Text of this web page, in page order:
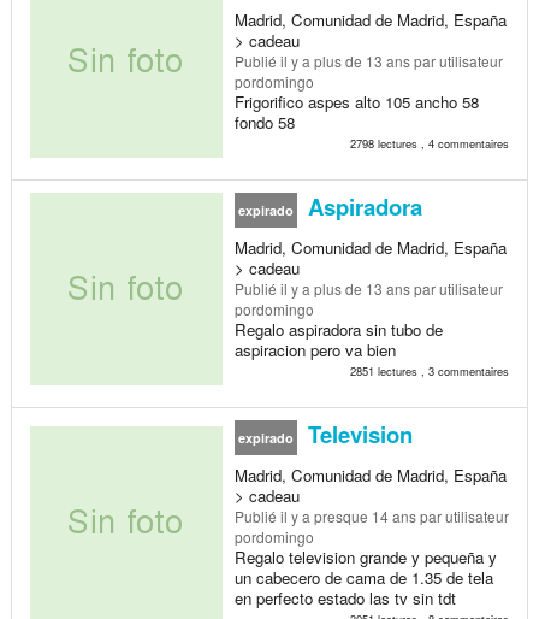
Madrid, Comunidad de Madrid, España
> cadeau
Publié il y a plus de 13 anspar utilisateur
pordomingo
Frigorifico aspes alto 105 ancho 58
fondo 58
2798 lectures , 4 commentaires
expirado Aspiradora
Madrid, Comunidad de Madrid, España
> cadeau
Publié il y a plus de 13 anspar utilisateur
pordomingo
Regalo aspiradora sin tubo de
aspiracion pero va bien
2851 lectures , 3 commentaires
expirado Television
Madrid, Comunidad de Madrid, España
> cadeau
Publié il y a presque 14 anspar utilisateur
pordomingo
Regalo television grande y pequeña y
un cabecero de cama de 1.35 de tela
en perfecto estado las tv sin tdt